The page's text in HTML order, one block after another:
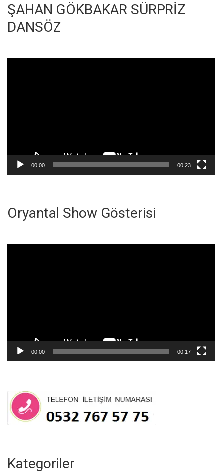
ŞAHAN GÖKBAKAR SÜRPRİZ
DANSÖZ
00:00 00:23
Oryantal Show Gösterisi
00:00 00:17
Kategoriler